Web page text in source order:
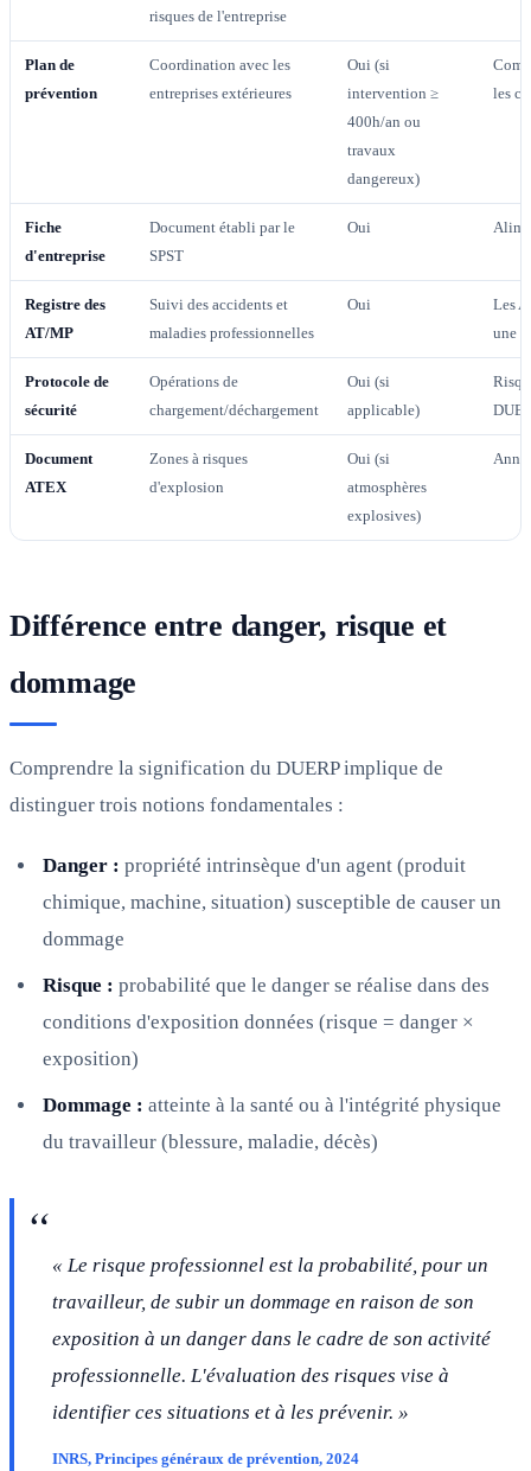
risques de l'entreprise
Plan de
prévention
Coordination avec les
entreprises extérieures
Oui (si
intervention ≥
400h/an ou
travaux
dangereux)
les
Fiche
d'entreprise
Document établi par le
SPST
Oui
Registre des
AT/MP
Suivi des accidents et
maladies professionnelles
Oui
Les
une
Protocole de
sécurité
Opérations de
chargement/déchargement
Oui (si
applicable)
Document
ATEX
Zones à risques
d'explosion
Oui (si
atmosphères
explosives)
Différence entre danger, risque et
dommage
Comprendre la signification du DUERP implique de
distinguer trois notions fondamentales :
Danger : propriété intrinsèque d'un agent (produit
chimique, machine, situation) susceptible de causer un
dommage
Risque : probabilité que le danger se réalise dans des
conditions d'exposition données (risque = danger ×
exposition)
Dommage : atteinte à la santé ou à l'intégrité physique
du travailleur (blessure, maladie, décès)
« Le risque professionnel est la probabilité, pour un
travailleur, de subir un dommage en raison de son
exposition à un danger dans le cadre de son activité
professionnelle. L'évaluation des risques vise à
identifier ces situations et à les prévenir. »
INRS, Principes généraux de prévention, 2024